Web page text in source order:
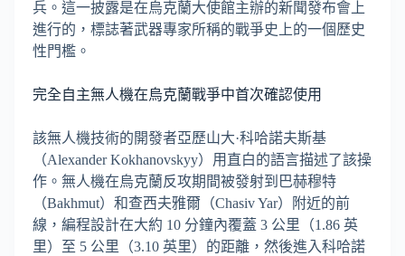
兵。這一披露是在烏克蘭大使館主辦的新聞發布會上
進行的，標誌著武器專家所稱的戰爭史上的一個歷史
性門檻。
完全自主無人機在烏克蘭戰爭中首次確認使用
該無人機技術的開發者亞歷山大·科哈諾夫斯基
（Alexander Kokhanovskyy）用直白的語言描述了該操
作。無人機在烏克蘭反攻期間被發射到巴赫穆特
（Bakhmut）和查西夫雅爾（Chasiv Yar）附近的前
線，編程設計在大約 10 分鐘內覆蓋 3 公里（1.86 英
里）至 5 公里（3.10 英里）的距離，然後進入科哈諾